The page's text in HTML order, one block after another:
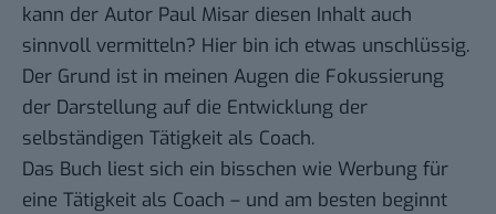
kann der Autor Paul Misar diesen Inhalt auch
sinnvoll vermitteln? Hier bin ich etwas unschlüssig.
Der Grund ist in meinen Augen die Fokussierung
der Darstellung auf die Entwicklung der
selbständigen Tätigkeit als Coach.
Das Buch liest sich ein bisschen wie Werbung für
eine Tätigkeit als Coach – und am besten beginnt